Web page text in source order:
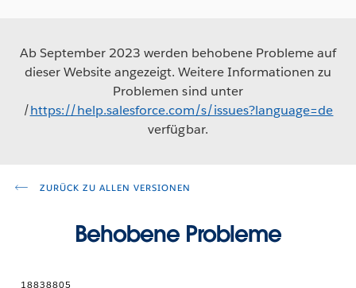
Ab September 2023 werden behobene Probleme auf
dieser Website angezeigt. Weitere Informationen zu
Problemen sind unter
/https://help.salesforce.com/s/issues?language=de
verfügbar.
ZURÜCK ZU ALLEN VERSIONEN
Behobene Probleme
18838805